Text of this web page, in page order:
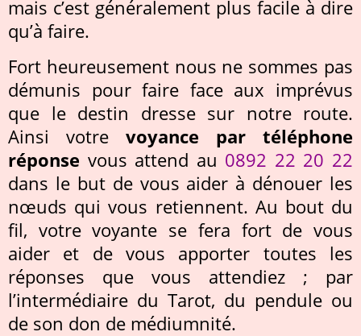
mais c’est généralement plus facile à dire
qu’à faire.
Fort heureusement nous ne sommes pas
démunis pour faire face aux imprévus
que le destin dresse sur notre route.
Ainsi votre voyance par téléphone
réponse vous attend au 0892 22 20 22
dans le but de vous aider à dénouer les
nœuds qui vous retiennent. Au bout du
fil, votre voyante se fera fort de vous
aider et de vous apporter toutes les
réponses que vous attendiez ; par
l’intermédiaire du Tarot, du pendule ou
de son don de médiumnité.